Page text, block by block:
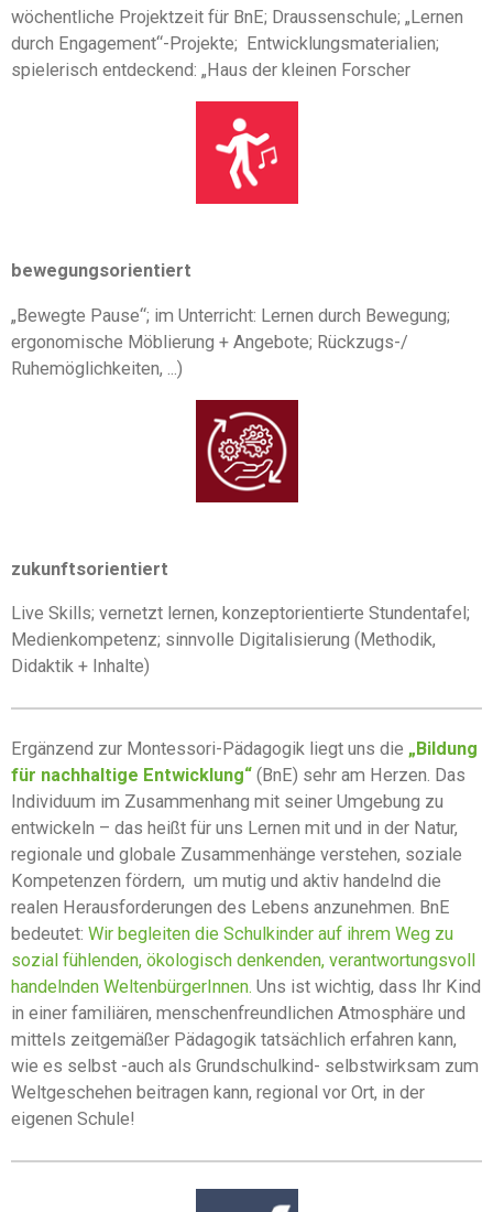
wöchentliche Projektzeit für BnE; Draussenschule; „Lernen
durch Engagement“-Projekte; Entwicklungsmaterialien;
spielerisch entdeckend: „Haus der kleinen Forscher
bewegungsorientiert
„Bewegte Pause“; im Unterricht: Lernen durch Bewegung;
ergonomische Möblierung + Angebote; Rückzugs-/
Ruhemöglichkeiten, ...)
zukunftsorientiert
Live Skills; vernetzt lernen, konzeptorientierte Stundentafel;
Medienkompetenz; sinnvolle Digitalisierung (Methodik,
Didaktik + Inhalte)
Ergänzend zur Montessori-Pädagogik liegt uns die „Bildung
für nachhaltige Entwicklung“ (BnE) sehr am Herzen. Das
Individuum im Zusammenhang mit seiner Umgebung zu
entwickeln – das heißt für uns Lernen mit und in der Natur,
regionale und globale Zusammenhänge verstehen, soziale
Kompetenzen fördern, um mutig und aktiv handelnd die
realen Herausforderungen des Lebens anzunehmen. BnE
bedeutet: Wir begleiten die Schulkinder auf ihrem Weg zu
sozial fühlenden, ökologisch denkenden, verantwortungsvoll
handelnden WeltenbürgerInnen. Uns ist wichtig, dass Ihr Kind
in einer familiären, menschenfreundlichen Atmosphäre und
mittels zeitgemäßer Pädagogik tatsächlich erfahren kann,
wie es selbst -auch als Grundschulkind- selbstwirksam zum
Weltgeschehen beitragen kann, regional vor Ort, in der
eigenen Schule!